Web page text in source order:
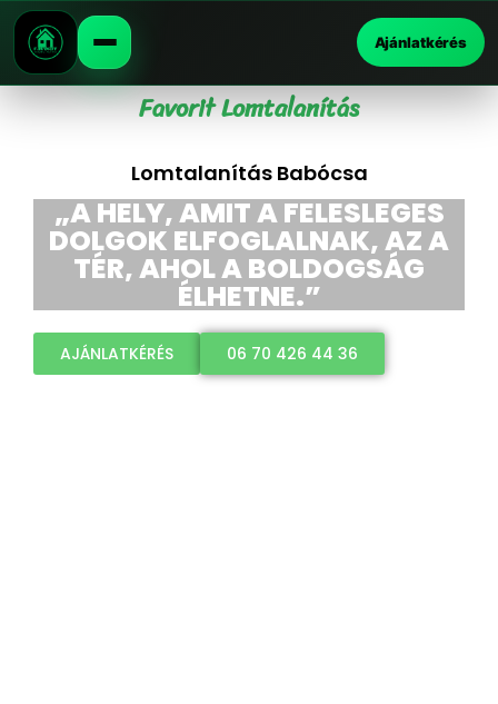
Ajánlatkérés
Favorit Lomtalanítás
Lomtalanítás Babócsa
„A HELY, AMIT A FELESLEGES
DOLGOK ELFOGLALNAK, AZ A
TÉR, AHOL A BOLDOGSÁG
ÉLHETNE.”
AJÁNLATKÉRÉS 06 70 426 44 36